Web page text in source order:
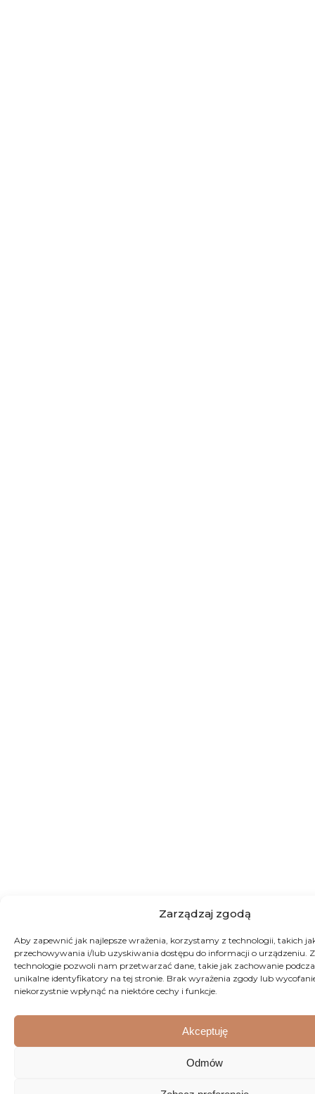
Zarządzaj zgodą
Aby zapewnić jak najlepsze wrażenia, korzystamy z technologii, takich
przechowywania i/lub uzyskiwania dostępu do informacji o urządzeniu.
technologie pozwoli nam przetwarzać dane, takie jak zachowanie
unikalne identyfikatory na tej stronie. Brak wyrażenia zgody lub
niekorzystnie wpłynąć na niektóre cechy i funkcje.
Akceptuję
Odmów